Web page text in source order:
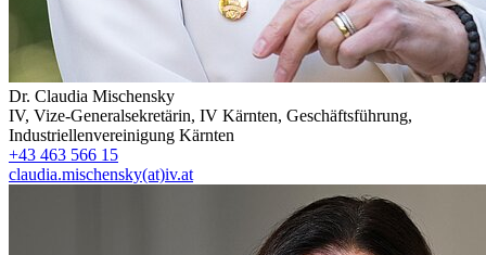
Dr. Claudia Mischensky
IV, Vize-Generalsekretärin, IV Kärnten, Geschäftsführung,
Industriellenvereinigung Kärnten
+43 463 566 15
claudia.mischensky(at)iv.at